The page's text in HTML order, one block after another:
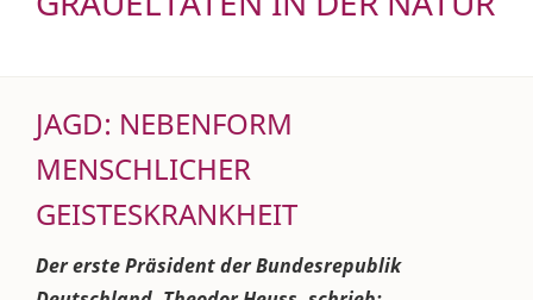
JAGD: NEBENFORM
MENSCHLICHER
GEISTESKRANKHEIT
Der erste Präsident der Bundesrepublik